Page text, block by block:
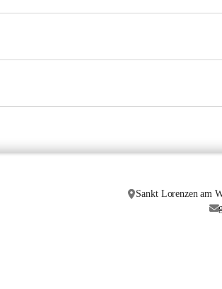
Sankt Lorenzen am